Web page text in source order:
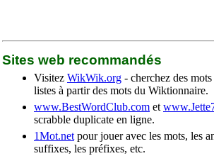
Sites web recommandés
Visitez WikWik.org - cherchez des
listes à partir des mots du Wiktionnaire.
www.BestWordClub.com et
scrabble duplicate en ligne.
1Mot.net pour jouer avec les mots, les
suffixes, les préfixes, etc.